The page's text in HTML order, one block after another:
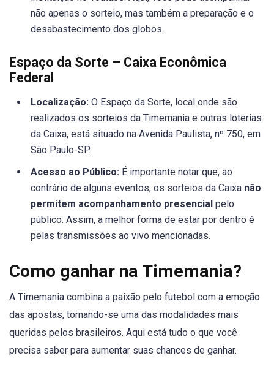
não apenas o sorteio, mas também a preparação e o
desabastecimento dos globos.
Espaço da Sorte – Caixa Econômica
Federal
Localização: O Espaço da Sorte, local onde são
realizados os sorteios da Timemania e outras loterias
da Caixa, está situado na Avenida Paulista, nº 750, em
São Paulo-SP.
Acesso ao Público: É importante notar que, ao
contrário de alguns eventos, os sorteios da Caixa não
permitem acompanhamento presencial pelo
público. Assim, a melhor forma de estar por dentro é
pelas transmissões ao vivo mencionadas.
Como ganhar na Timemania?
A Timemania combina a paixão pelo futebol com a emoção
das apostas, tornando-se uma das modalidades mais
queridas pelos brasileiros. Aqui está tudo o que você
precisa saber para aumentar suas chances de ganhar.